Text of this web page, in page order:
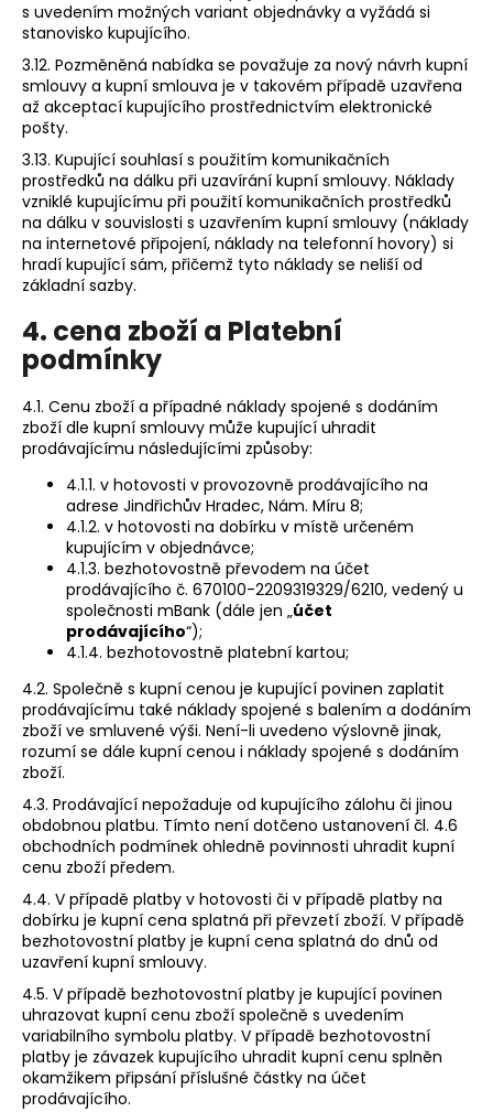
s uvedením možných variant objednávky a vyžádá si
stanovisko kupujícího.
3.12. Pozměněná nabídka se považuje za nový návrh kupní
smlouvy a kupní smlouva je v takovém případě uzavřena
až akceptací kupujícího prostřednictvím elektronické
pošty.
3.13. Kupující souhlasí s použitím komunikačních
prostředků na dálku při uzavírání kupní smlouvy. Náklady
vzniklé kupujícímu při použití komunikačních prostředků
na dálku v souvislosti s uzavřením kupní smlouvy (náklady
na internetové připojení, náklady na telefonní hovory) si
hradí kupující sám, přičemž tyto náklady se neliší od
základní sazby.
4. cena zboží a Platební
podmínky
4.1. Cenu zboží a případné náklady spojené s dodáním
zboží dle kupní smlouvy může kupující uhradit
prodávajícímu následujícími způsoby:
4.1.1. v hotovosti v provozovně prodávajícího na
adrese Jindřichův Hradec, Nám. Míru 8;
4.1.2. v hotovosti na dobírku v místě určeném
kupujícím v objednávce;
4.1.3. bezhotovostně převodem na účet
prodávajícího č. 670100-2209319329/6210, vedený u
společnosti mBank (dále jen „účet
prodávajícího“);
4.1.4. bezhotovostně platební kartou;
4.2. Společně s kupní cenou je kupující povinen zaplatit
prodávajícímu také náklady spojené s balením a dodáním
zboží ve smluvené výši. Není-li uvedeno výslovně jinak,
rozumí se dále kupní cenou i náklady spojené s dodáním
zboží.
4.3. Prodávající nepožaduje od kupujícího zálohu či jinou
obdobnou platbu. Tímto není dotčeno ustanovení čl. 4.6
obchodních podmínek ohledně povinnosti uhradit kupní
cenu zboží předem.
4.4. V případě platby v hotovosti či v případě platby na
dobírku je kupní cena splatná při převzetí zboží. V případě
bezhotovostní platby je kupní cena splatná do dnů od
uzavření kupní smlouvy.
4.5. V případě bezhotovostní platby je kupující povinen
uhrazovat kupní cenu zboží společně s uvedením
variabilního symbolu platby. V případě bezhotovostní
platby je závazek kupujícího uhradit kupní cenu splněn
okamžikem připsání příslušné částky na účet
prodávajícího.